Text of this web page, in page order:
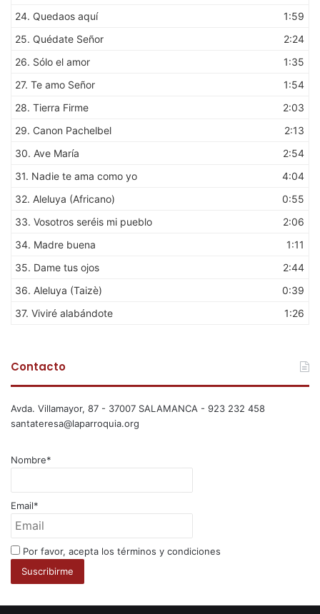
24. Quedaos aquí
1:59
25. Quédate Señor
2:24
26. Sólo el amor
1:35
27. Te amo Señor
1:54
28. Tierra Firme
2:03
29. Canon Pachelbel
2:13
30. Ave María
2:54
31. Nadie te ama como yo
4:04
32. Aleluya (Africano)
0:55
33. Vosotros seréis mi pueblo
2:06
34. Madre buena
1:11
35. Dame tus ojos
2:44
36. Aleluya (Taizè)
0:39
37. Viviré alabándote 1:26
Contacto
Avda. Villamayor, 87 - 37007 SALAMANCA - 923 232 458
santateresa@laparroquia.org
Nombre*
Email*
Por favor, acepta los términos y condiciones